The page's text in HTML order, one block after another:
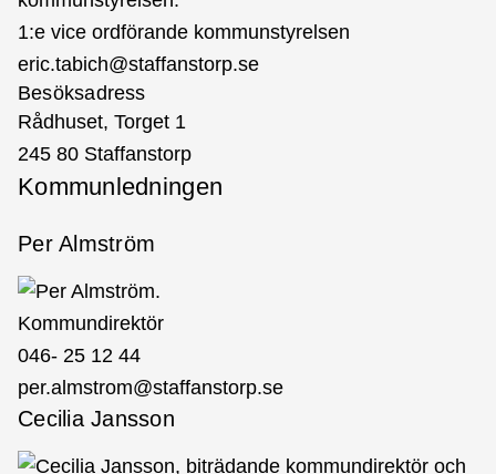
1:e vice ordförande kommunstyrelsen
eric.tabich@staffanstorp.se
Besöksadress
Rådhuset, Torget 1
245 80 Staffanstorp
Kommunledningen
Per Almström
Kommundirektör
046- 25 12 44
per.almstrom@staffanstorp.se
Cecilia Jansson